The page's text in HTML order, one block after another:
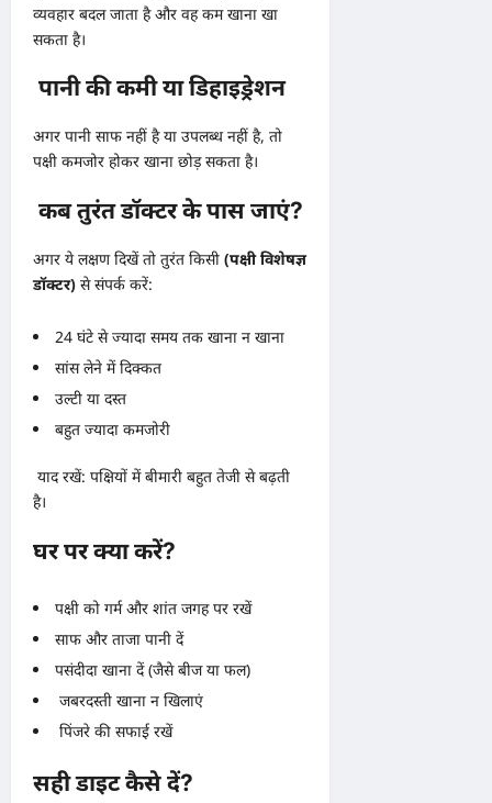
व्यवहार बदल जाता है और वह कम खाना खा
सकता है।
पानी की कमी या डिहाइड्रेशन
अगर पानी साफ नहीं है या उपलब्ध नहीं है, तो
पक्षी कमजोर होकर खाना छोड़ सकता है।
कब तुरंत डॉक्टर के पास जाएं?
अगर ये लक्षण दिखें तो तुरंत किसी (पक्षी विशेषज्ञ
डॉक्टर) से संपर्क करें:
24 घंटे से ज्यादा समय तक खाना न खाना
सांस लेने में दिक्कत
उल्टी या दस्त
बहुत ज्यादा कमजोरी
याद रखें: पक्षियों में बीमारी बहुत तेजी से बढ़ती
है।
घर पर क्या करें?
पक्षी को गर्म और शांत जगह पर रखें
साफ और ताजा पानी दें
पसंदीदा खाना दें (जैसे बीज या फल)
जबरदस्ती खाना न खिलाएं
पिंजरे की सफाई रखें
सही डाइट कैसे दें?